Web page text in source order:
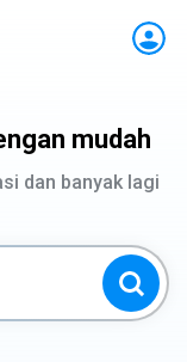
mudah
dan banyak lagi